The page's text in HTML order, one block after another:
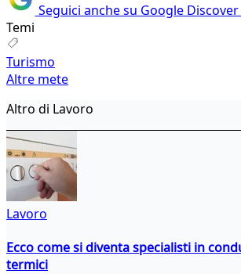
Seguici anche su Google
Temi
Turismo
Altre mete
Altro di Lavoro
Lavoro
Ecco come si diventa specialisti in
termici